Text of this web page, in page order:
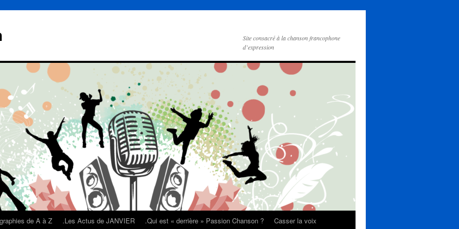
Site consacré à la chanson francophone
d’expression
de A à Z .Les Actus de JANVIER .Qui est « derrière » Passion Chanson ?
Casser la voix